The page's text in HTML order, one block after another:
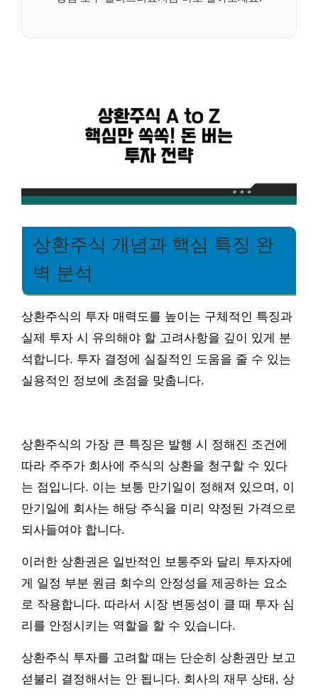
상환주식 개념과 핵심 특징 완
벽 분석
상환주식의 투자 매력도를 높이는 구체적인 특징과
실제 투자 시 유의해야 할 고려사항을 깊이 있게 분
석합니다. 투자 결정에 실질적인 도움을 줄 수 있는
실용적인 정보에 초점을 맞춥니다.
상환주식의 가장 큰 특징은 발행 시 정해진 조건에
따라 주주가 회사에 주식의 상환을 청구할 수 있다
는 점입니다. 이는 보통 만기일이 정해져 있으며, 이
만기일에 회사는 해당 주식을 미리 약정된 가격으로
되사들여야 합니다.
이러한 상환권은 일반적인 보통주와 달리 투자자에
게 일정 부분 원금 회수의 안정성을 제공하는 요소
로 작용합니다. 따라서 시장 변동성이 클 때 투자 심
리를 안정시키는 역할을 할 수 있습니다.
상환주식 투자를 고려할 때는 단순히 상환권만 보고
섣불리 결정해서는 안 됩니다. 회사의 재무 상태, 상